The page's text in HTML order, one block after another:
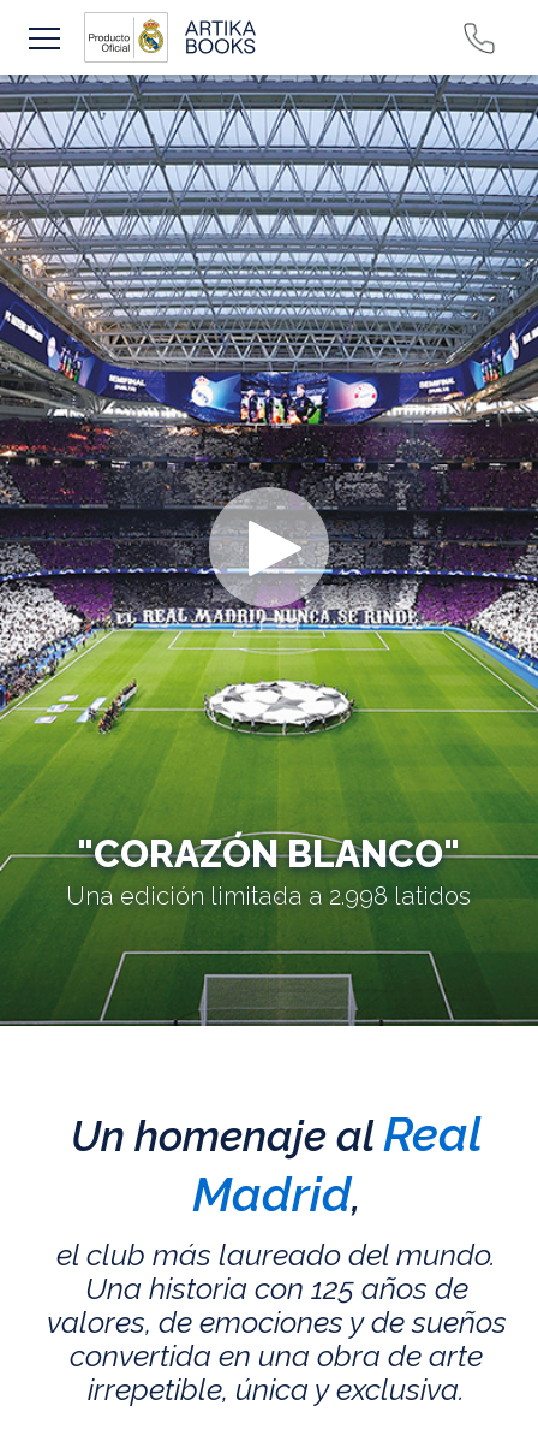
"CORAZÓN BLANCO"
Una edición limitada a 2.998 latidos
Un homenaje alReal
Madrid,
el club más laureado del mundo.
Una historia con 125 años de
valores, de emociones y de sueños
convertida en una obra de arte
irrepetible, única y exclusiva.